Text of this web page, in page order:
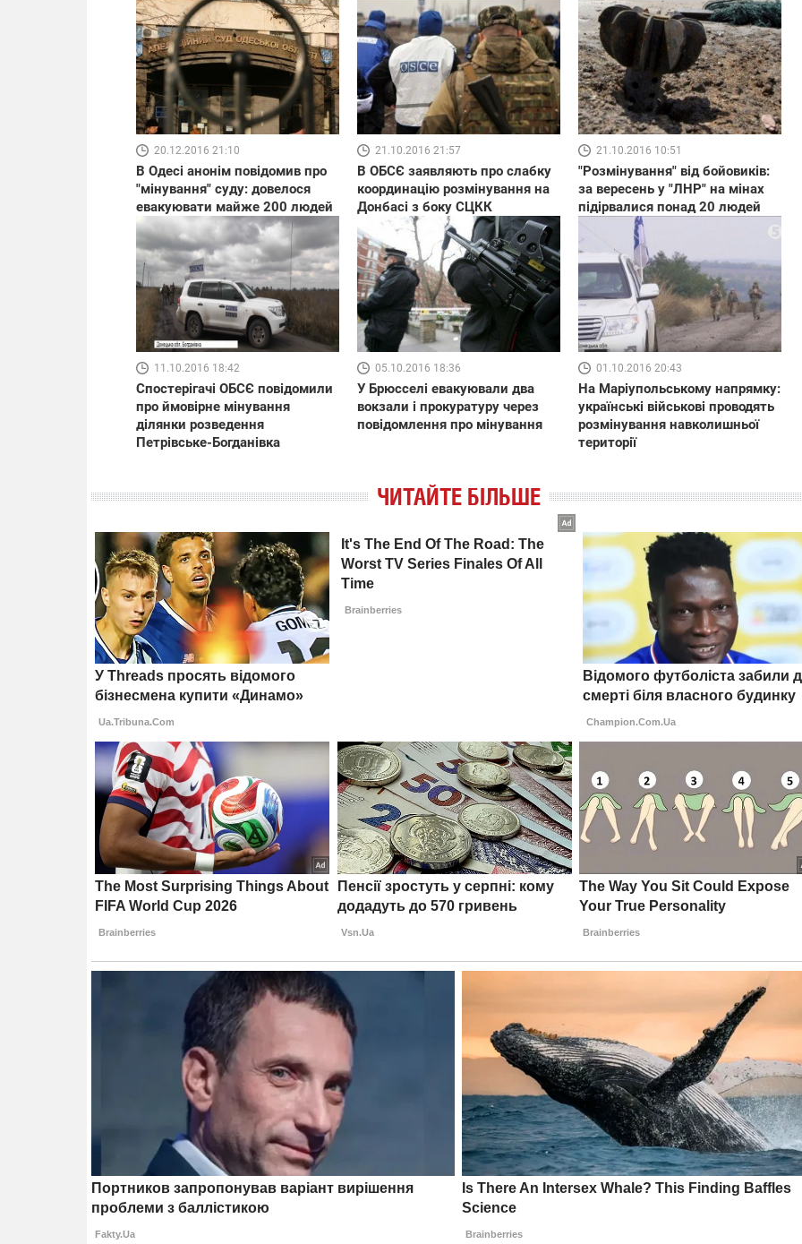
20.12.2016 21:10
В Одесі анонім повідомив про
"мінування" суду: довелося
евакуювати майже 200 людей
21.10.2016 21:57
В ОБСЄ заявляють про слабку
координацію розмінування на
Донбасі з боку СЦКК
21.10.2016 10:51
"Розмінування" від бойовиків:
за вересень у "ЛНР" на мінах
підірвалися понад 20 людей
11.10.2016 18:42
Спостерігачі ОБСЄ повідомили
про ймовірне мінування
ділянки розведення
Петрівське-Богданівка
05.10.2016 18:36
У Брюсселі евакуювали два
вокзали і прокуратуру через
повідомлення про мінування
01.10.2016 20:43
На Маріупольському напрямку:
українські військові проводять
розмінування навколишньої
території
ЧИТАЙТЕ БІЛЬШЕ